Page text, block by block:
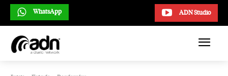
ADN Studio
WhatsApp